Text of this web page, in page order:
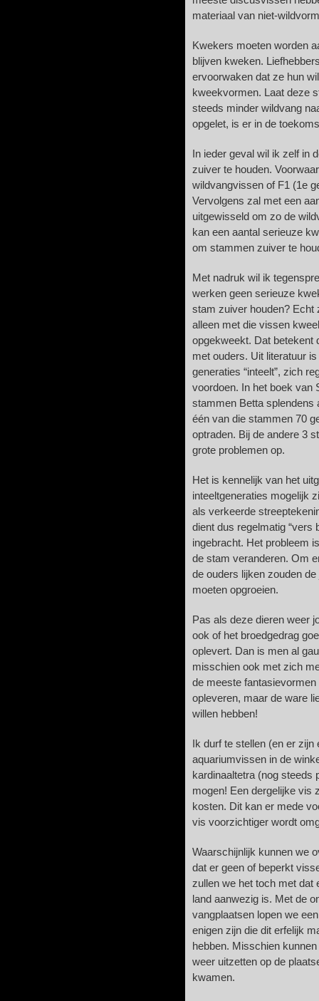
materiaal van niet-
Kwekers moeten worden
blijven kweken.
ervoorwaken dat ze hun
kweekvormen. Laat deze
steeds minder wildvang
opgelet, is er in de
In ieder geval wil ik zelf in
zuiver te houden.
wildvangvissen of F1 (1e
Vervolgens zal met een
uitgewisseld om zo de
kan een aantal serieuze
om stammen zuiver te
Met nadruk wil ik
werken geen serieuze
stam zuiver houden? Echt
alleen met die vissen
opgekweekt. Dat betekent
met ouders. Uit literatuur
generaties “inteelt”, zich
voordoen. In het boek van
stammen Betta splendens
één van die stammen 70
optraden. Bij de andere 3
grote problemen op.
Het is kennelijk van het
inteeltgeneraties mogelijk
als verkeerde
dient dus regelmatig “vers
ingebracht. Het probleem
de stam veranderen. Om
de ouders lijken zouden
moeten opgroeien.
Pas als deze dieren weer
ook of het broedgedrag
oplevert. Dan is men al
misschien ook met zich
de meeste
opleveren, maar de ware
willen hebben!
Ik durf te stellen (en er
aquariumvissen in de
kardinaaltetra (nog steeds
mogen! Een dergelijke vis
kosten. Dit kan er mede
vis voorzichtiger wordt
Waarschijnlijk kunnen we
dat er geen of beperkt
zullen we het toch met dat
land aanwezig is. Met de
vangplaatsen lopen we
enigen zijn die dit erfelijk
hebben. Misschien
weer uitzetten op de
kwamen.